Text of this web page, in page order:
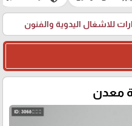
للاشغال اليدوية والفنون
معدن